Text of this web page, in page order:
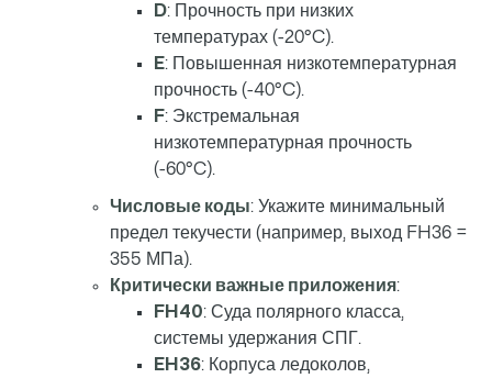
D: Прочность при низких
температурах (-20°C).
E: Повышенная низкотемпературная
прочность (-40°C).
F: Экстремальная
низкотемпературная прочность
(-60°C).
Числовые коды: Укажите минимальный
предел текучести (например, выход FH36 =
355 МПа).
Критически важные приложения:
FH40: Суда полярного класса,
системы удержания СПГ.
EH36: Корпуса ледоколов,